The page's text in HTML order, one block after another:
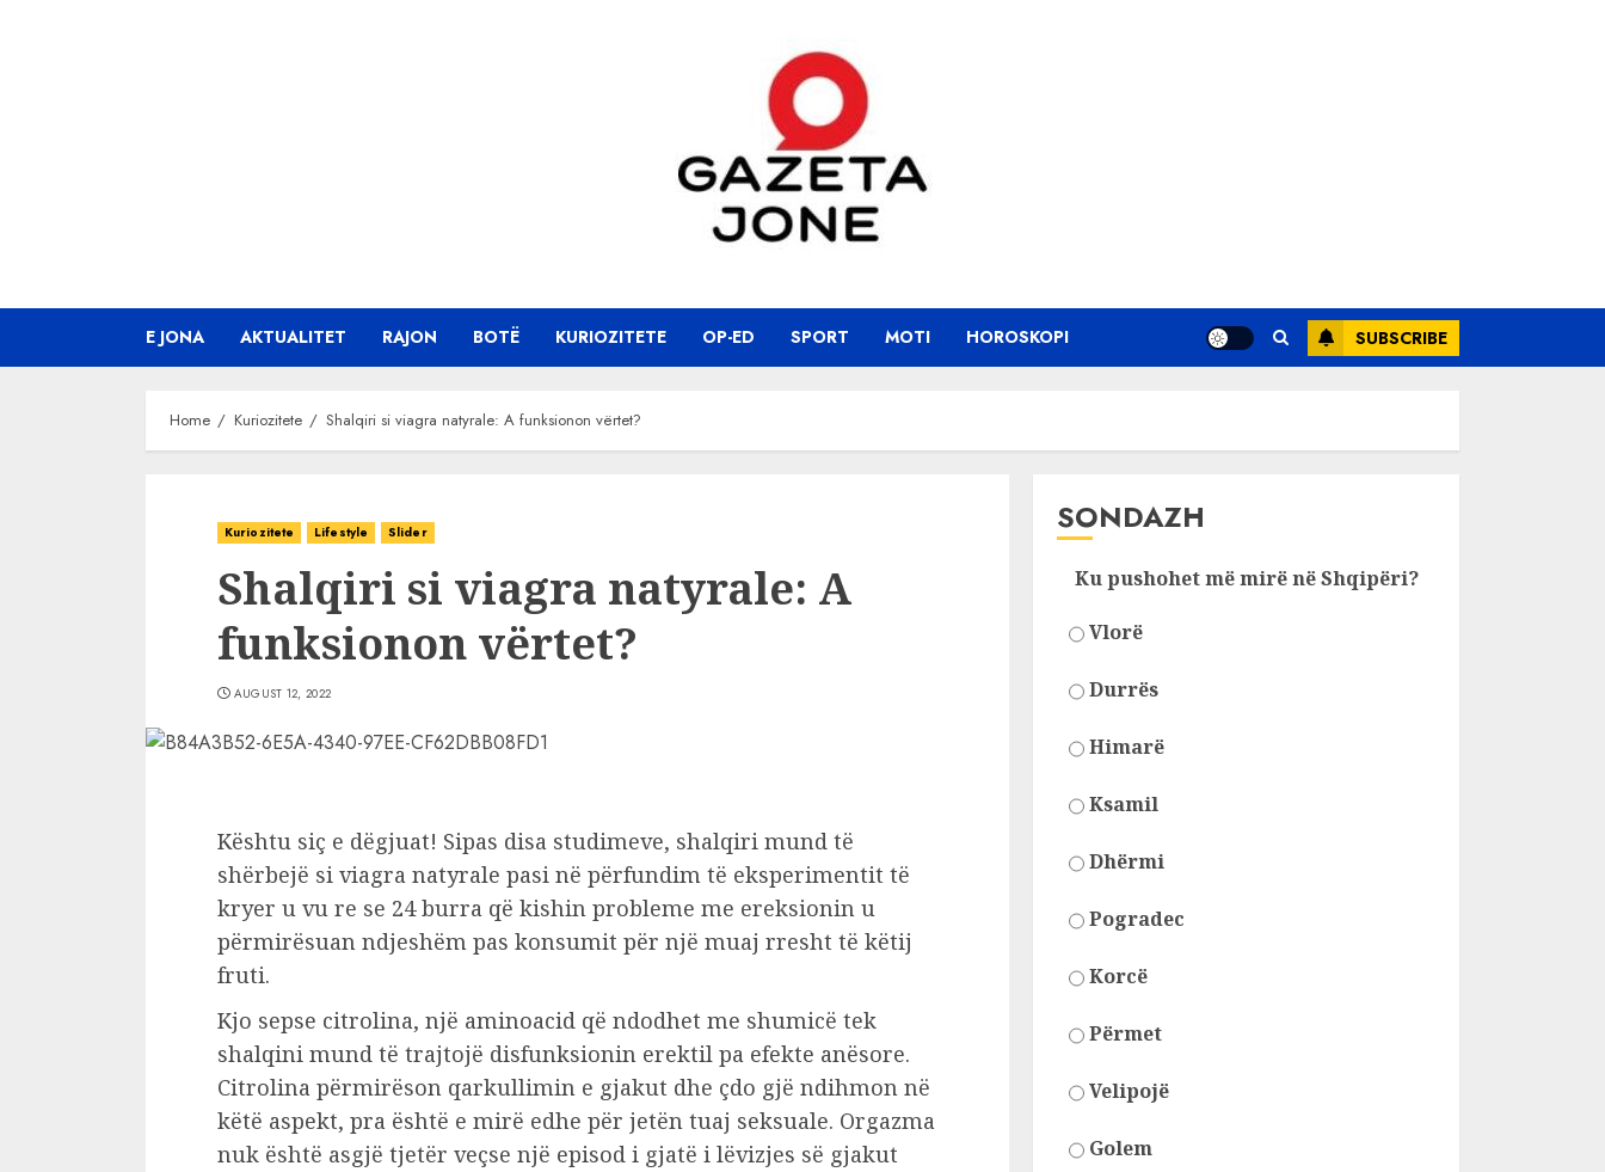
E JONA AKTUALITET RAJON BOTË KURIOZITETE OP-ED SPORT MOTI HOROSKOPI SUBSCRIBE
Home Kuriozitete Shalqiri si viagra natyrale: A funksionon vërtet?
Kuriozitete Lifestyle Slider
Shalqiri si viagra natyrale: A
funksionon vërtet?
AUGUST 12, 2022
Kështu siç e dëgjuat! Sipas disa studimeve, shalqiri mund të
shërbejë si viagra natyrale pasi në përfundim të eksperimentit të
kryer u vu re se 24 burra që kishin probleme me ereksionin u
përmirësuan ndjeshëm pas konsumit për një muaj rresht të këtij
fruti.
Kjo sepse citrolina, një aminoacid që ndodhet me shumicë tek
shalqini mund të trajtojë disfunksionin erektil pa efekte anësore.
Citrolina përmirëson qarkullimin e gjakut dhe çdo gjë ndihmon në
këtë aspekt, pra është e mirë edhe për jetën tuaj seksuale. Orgazma
nuk është asgjë tjetër veçse një episod i gjatë i lëvizjes së gjakut
SONDAZH
Ku pushohet më mirë në Shqipëri?
Vlorë
Durrës
Himarë
Ksamil
Dhërmi
Pogradec
Korcë
Përmet
Velipojë
Golem